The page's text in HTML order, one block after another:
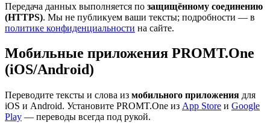
Передача данных выполняется по защищённому соединению
(HTTPS). Мы не публикуем ваши тексты; подробности — в
политике конфиденциальности на сайте.
Мобильные приложения PROMT.One
(iOS/Android)
Переводите тексты и слова из мобильного приложения для
iOS и Android. Установите PROMT.One из App Store и Google
Play — переводы всегда под рукой.